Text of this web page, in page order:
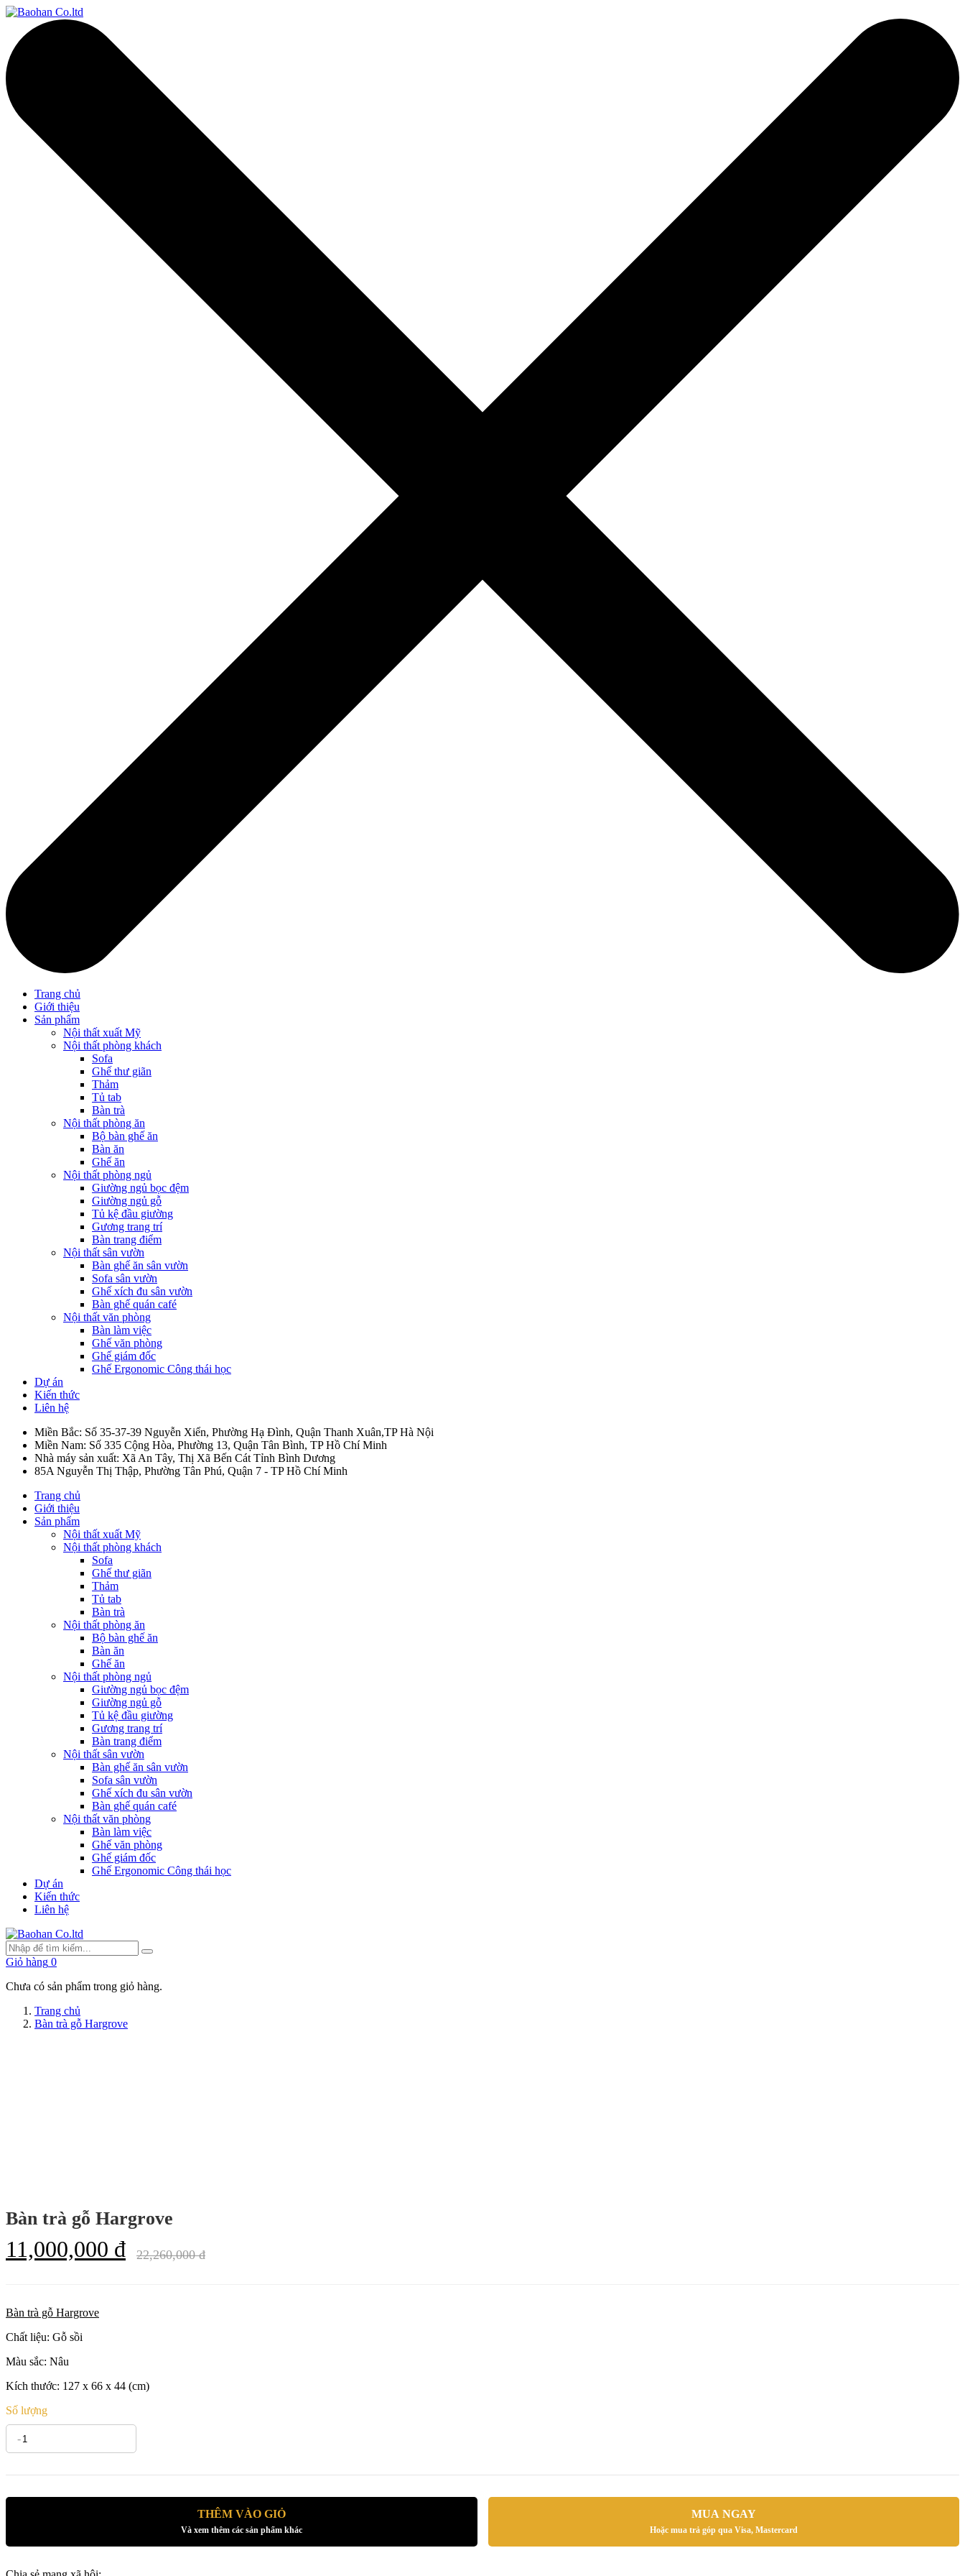
Trang chủ
Giới thiệu
Sản phẩm
Nội thất xuất Mỹ
Nội thất phòng khách
Sofa
Ghế thư giãn
Thảm
Tủ tab
Bàn trà
Nội thất phòng ăn
Bộ bàn ghế ăn
Bàn ăn
Ghế ăn
Nội thất phòng ngủ
Giường ngủ bọc đệm
Giường ngủ gỗ
Tủ kệ đầu giường
Gương trang trí
Bàn trang điểm
Nội thất sân vườn
Bàn ghế ăn sân vườn
Sofa sân vườn
Ghế xích đu sân vườn
Bàn ghế quán café
Nội thất văn phòng
Bàn làm việc
Ghế văn phòng
Ghế giám đốc
Ghế Ergonomic Công thái học
Dự án
Kiến thức
Liên hệ
Miền Bắc: Số 35-37-39 Nguyễn Xiển, Phường Hạ Đình, Quận Thanh Xuân,TP Hà Nội
Miền Nam: Số 335 Cộng Hòa, Phường 13, Quận Tân Bình, TP Hồ Chí Minh
Nhà máy sản xuất: Xã An Tây, Thị Xã Bến Cát Tỉnh Bình Dương
85A Nguyễn Thị Thập, Phường Tân Phú, Quận 7 - TP Hồ Chí Minh
Trang chủ
Giới thiệu
Sản phẩm
Nội thất xuất Mỹ
Nội thất phòng khách
Sofa
Ghế thư giãn
Thảm
Tủ tab
Bàn trà
Nội thất phòng ăn
Bộ bàn ghế ăn
Bàn ăn
Ghế ăn
Nội thất phòng ngủ
Giường ngủ bọc đệm
Giường ngủ gỗ
Tủ kệ đầu giường
Gương trang trí
Bàn trang điểm
Nội thất sân vườn
Bàn ghế ăn sân vườn
Sofa sân vườn
Ghế xích đu sân vườn
Bàn ghế quán café
Nội thất văn phòng
Bàn làm việc
Ghế văn phòng
Ghế giám đốc
Ghế Ergonomic Công thái học
Dự án
Kiến thức
Liên hệ
Giỏ hàng 0
Chưa có sản phẩm trong giỏ hàng.
Trang chủ
Bàn trà gỗ Hargrove
Bàn trà gỗ Hargrove
11,000,000 đ 22,260,000 đ
Bàn trà gỗ Hargrove
Chất liệu: Gỗ sồi
Màu sắc: Nâu
Kích thước: 127 x 66 x 44 (cm)
Số lượng
-
THÊM VÀO GIỎ
Và xem thêm các sản phẩm khác
MUA NGAY
Hoặc mua trả góp qua Visa, Mastercard